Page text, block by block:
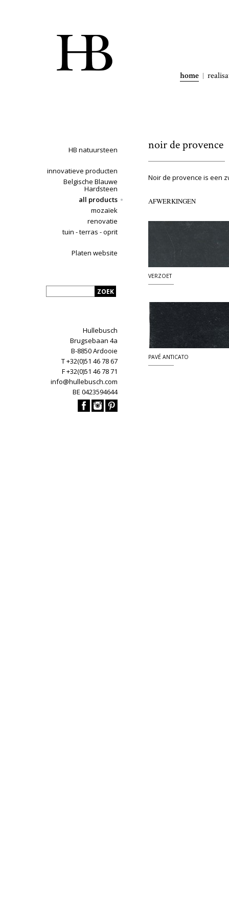
home
HB natuursteen
innovatieve producten
Belgische Blauwe
Hardsteen
all products
mozaïek
renovatie
tuin - terras - oprit
Platen website
Hullebusch
Brugsebaan 4a
B-8850 Ardooie
T +32(0)51 46 78 67
F +32(0)51 46 78 71
info@hullebusch.com
BE 0423594644
noir de provence
Noir de provence is een
AFWERKINGEN
VERZOET
PAVÉ ANTICATO